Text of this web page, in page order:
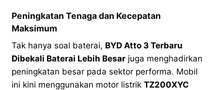
Peningkatan Tenaga dan Kecepatan
Maksimum
Tak hanya soal baterai, BYD Atto 3 Terbaru
Dibekali Baterai Lebih Besar juga menghadirkan
peningkatan besar pada sektor performa. Mobil
ini kini menggunakan motor listrik TZ200XYC